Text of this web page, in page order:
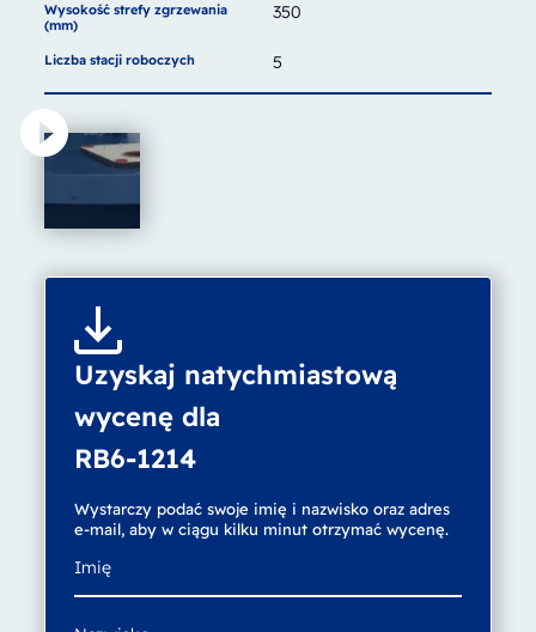
Wysokość strefy zgrzewania
(mm)
350
Liczba stacji roboczych 5
Uzyskaj natychmiastową
wycenę dla
RB6-1214
Wystarczy podać swoje imię i nazwisko oraz adres
e-mail, aby w ciągu kilku minut otrzymać wycenę.